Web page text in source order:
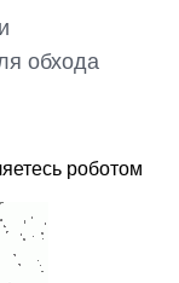
обхода
роботом